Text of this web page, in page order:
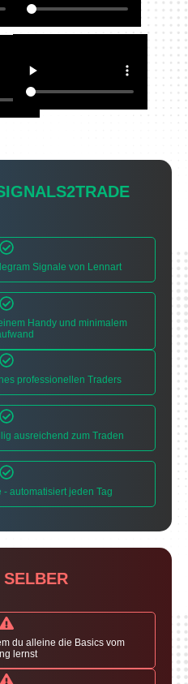
Signale von Lennart
Handy und minimalem
professionellen Traders
ausreichend zum Traden
- automatisiert jeden Tag
du alleine die Basics vom
lernst